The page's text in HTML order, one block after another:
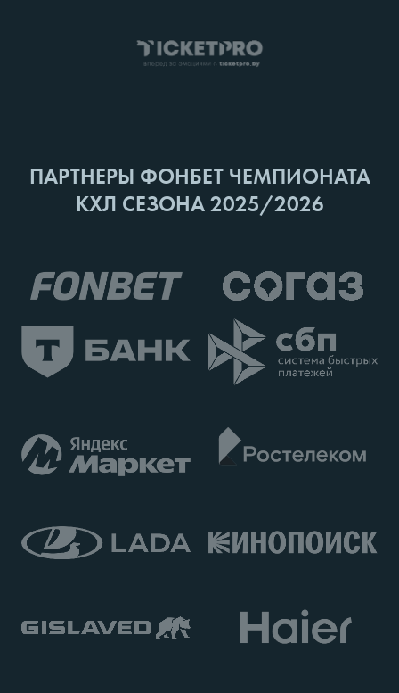
ПАРТНЕРЫ ФОНБЕТ ЧЕМПИОНАТА
КХЛ СЕЗОНА 2025/2026